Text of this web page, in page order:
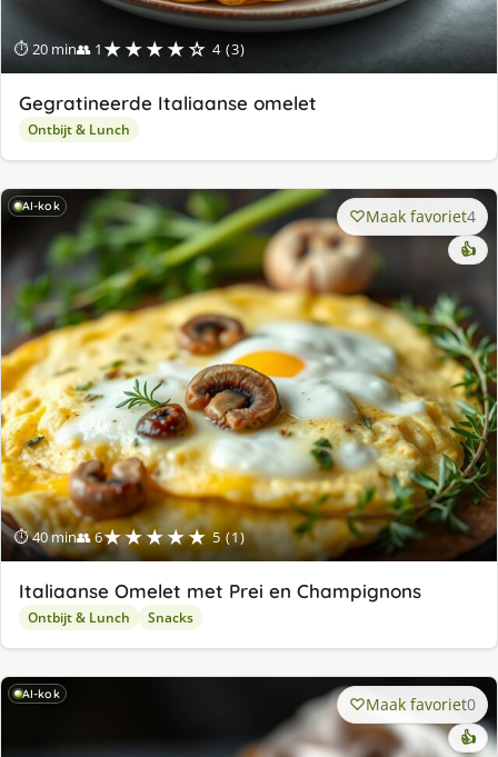
⏱ 20 min👥 1 ★★★★☆ 4 (3)
Gegratineerde Italiaanse omelet
Ontbijt & Lunch
AI-kok
⏱ 40 min👥 6★★★★★ 5 (1)
Maak favoriet4
👍
Italiaanse Omelet met Prei en Champignons
Ontbijt & Lunch Snacks
AI-kok Maak favoriet0
👍